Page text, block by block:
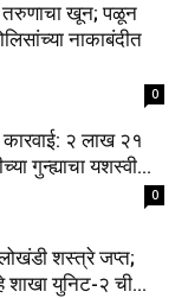
तरुणाचा खून; पळून
नाकाबंदीत
0
कारवाई: २ लाख २१
गुन्ह्याचा यशस्वी...
0
शस्त्रे जप्त;
शाखा युनिट-२ ची...